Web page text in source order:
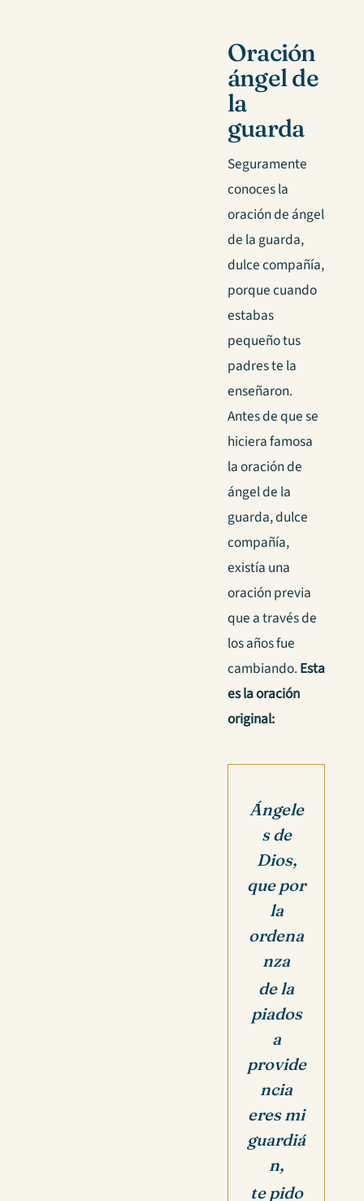
Oración
ángel de
la
guarda
Seguramente
conoces la
oración de ángel
de la guarda,
dulce compañía,
porque cuando
estabas
pequeño tus
padres te la
enseñaron.
Antes de que se
hiciera famosa
la oración de
ángel de la
guarda, dulce
compañía,
existía una
oración previa
que a través de
los años fue
cambiando. Esta
es la oración
original:
Ángele
s de
Dios,
que por
la
ordena
nza
de la
piados
a
provide
ncia
eres mi
guardiá
n,
te pido